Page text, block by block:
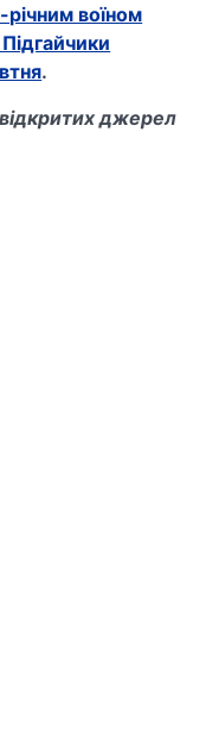
воїном
.
джерел